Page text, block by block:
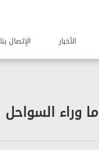
الإتصال بنا الأخبار
وراء السواحل